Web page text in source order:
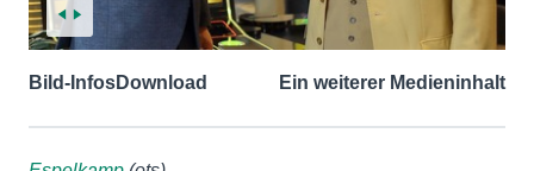
Bild-InfosDownload Ein weiterer Medieninhalt